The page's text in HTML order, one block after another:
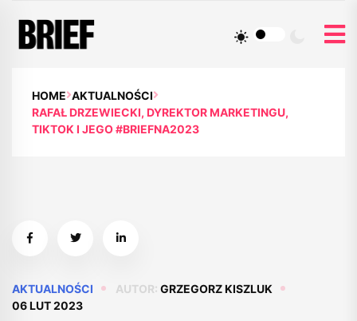
HOME AKTUALNOŚCI
RAFAŁ DRZEWIECKI, DYREKTOR MARKETINGU,
TIKTOK I JEGO #BRIEFNA2023
AKTUALNOŚCI AUTOR: GRZEGORZ KISZLUK
06 LUT 2023